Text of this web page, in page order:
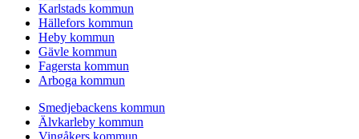
Karlstads kommun
Hällefors kommun
Heby kommun
Gävle kommun
Fagersta kommun
Arboga kommun
Smedjebackens kommun
Älvkarleby kommun